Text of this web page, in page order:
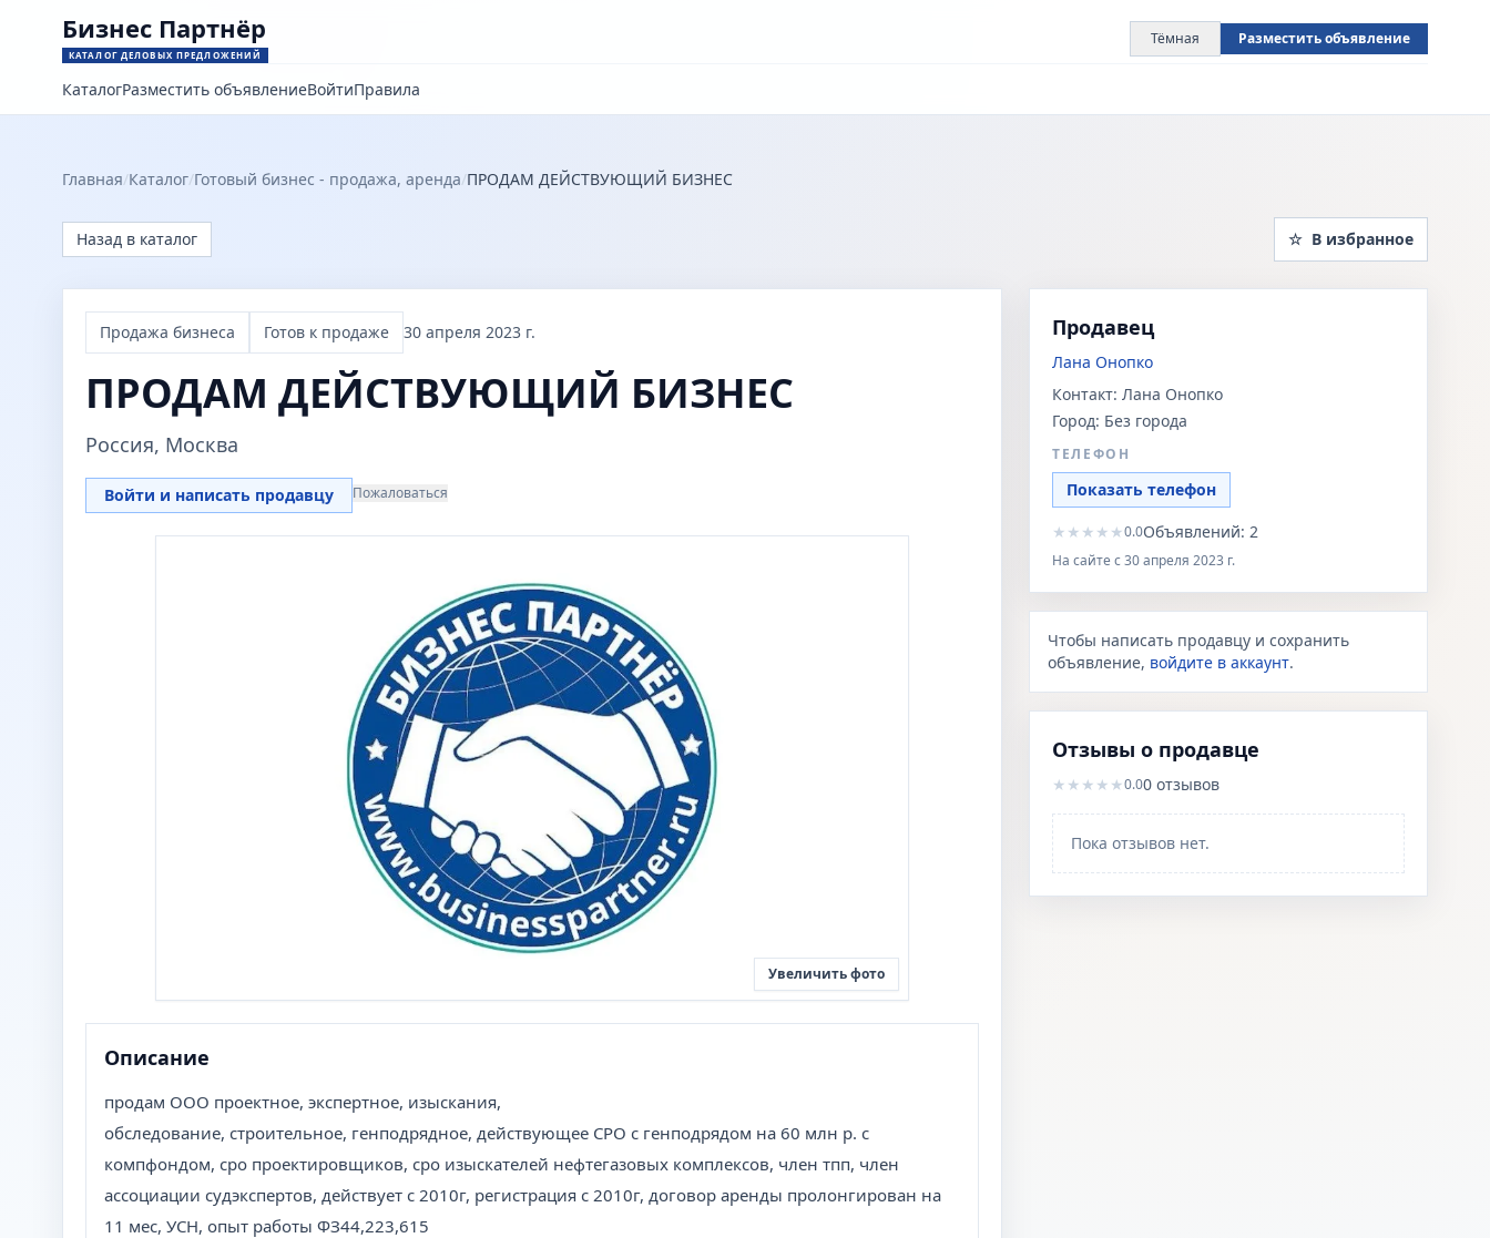
Бизнес Партнёр
КАТАЛОГ ДЕЛОВЫХ ПРЕДЛОЖЕНИЙ
Тёмная Разместить объявление
КаталогРазместить объявлениеВойтиПравила
Главная/Каталог/Готовый бизнес - продажа, аренда/ПРОДАМ ДЕЙСТВУЮЩИЙ БИЗНЕС
Назад в каталог ☆ В избранное
Продажа бизнеса Готов к продаже 30 апреля 2023 г.
ПРОДАМ ДЕЙСТВУЮЩИЙ БИЗНЕС
Россия, Москва
Войти и написать продавцу Пожаловаться
Увеличить фото
Описание
продам ООО проектное, экспертное, изыскания,
обследование, строительное, генподрядное, действующее СРО с генподрядом на 60 млн р. с
компфондом, сро проектировщиков, сро изыскателей нефтегазовых комплексов, член тпп, член
ассоциации судэкспертов, действует с 2010г, регистрация с 2010г, договор аренды пролонгирован на
11 мес, УСН, опыт работы ФЗ44,223,615
Продавец
Лана Онопко
Контакт: Лана Онопко
Город: Без города
ТЕЛЕФОН
Показать телефон
★ ★ ★ ★ ★0.0Объявлений: 2
На сайте с30 апреля 2023 г.
Чтобы написать продавцу и сохранить
объявление, войдите в аккаунт.
Отзывы о продавце
★ ★ ★ ★ ★0.00 отзывов
Пока отзывов нет.